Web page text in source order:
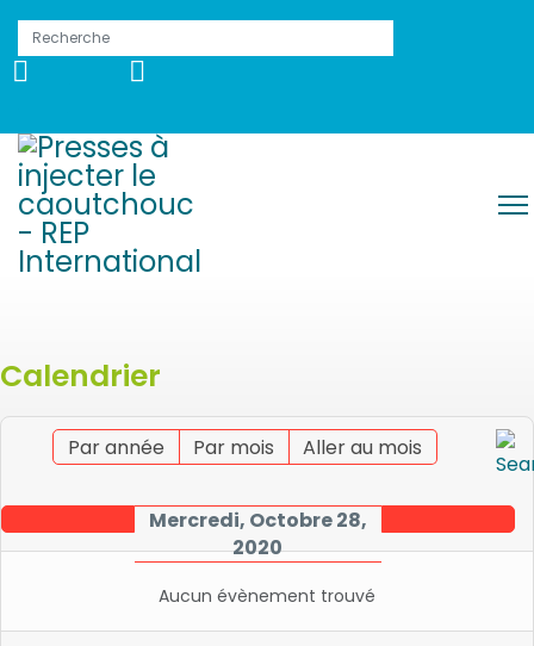
Calendrier
Par année Par mois Aller au mois
Mercredi, Octobre 28,
2020
Aucun évènement trouvé